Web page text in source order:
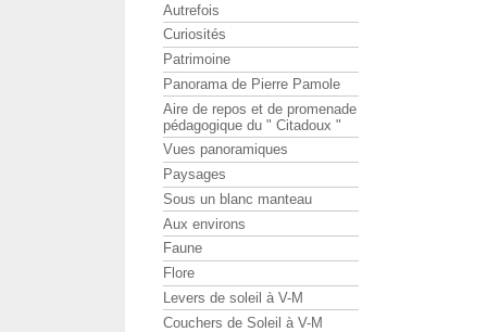
Autrefois
Curiosités
Patrimoine
Panorama de Pierre Pamole
Aire de repos et de promenade
pédagogique du " Citadoux "
Vues panoramiques
Paysages
Sous un blanc manteau
Aux environs
Faune
Flore
Levers de soleil à V-M
Couchers de Soleil à V-M